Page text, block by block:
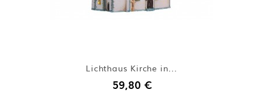
Lichthaus Kirche in...
59,80 €